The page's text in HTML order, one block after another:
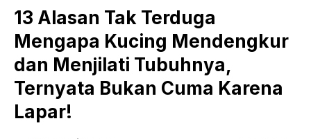
13 Alasan Tak Terduga
Mengapa Kucing Mendengkur
dan Menjilati Tubuhnya,
Ternyata Bukan Cuma Karena
Lapar!